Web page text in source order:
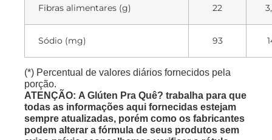
Fibras alimentares (g) 22
Sódio (mg) 93
(*) Percentual de valores diários fornecidos pela
porção.
ATENÇÃO: A Glúten Pra Quê? trabalha para que
todas as informações aqui fornecidas estejam
sempre atualizadas, porém como os fabricantes
podem alterar a fórmula de seus produtos sem